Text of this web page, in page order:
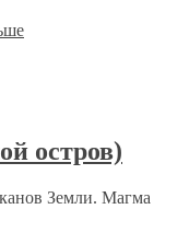
остров)
Земли. Магма